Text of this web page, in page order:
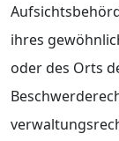
ihres
oder des Orts